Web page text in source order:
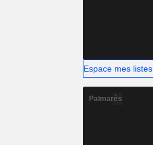
Espace mes listes
Palmarès